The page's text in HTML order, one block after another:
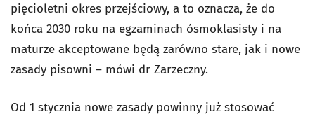
pięcioletni okres przejściowy, a to oznacza, że do
końca 2030 roku na egzaminach ósmoklasisty i na
maturze akceptowane będą zarówno stare, jak i nowe
zasady pisowni – mówi dr Zarzeczny.
Od 1 stycznia nowe zasady powinny już stosować